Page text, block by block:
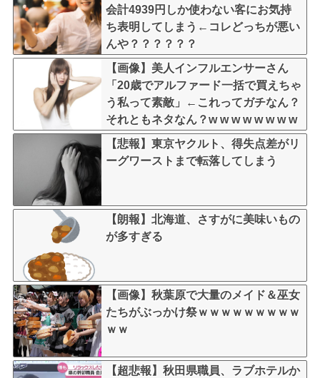
会計4939円しか使わない客にお気持
ち表明してしまう←コレどっちが悪い
んや？？？？？？
【画像】美人インフルエンサーさん
「20歳でアルファード一括で買えちゃ
う私って素敵」←これってガチなん？
それともネタなん？w w w w w w w w
w
【悲報】東京ヤクルト、得失点差がリ
ーグワーストまで転落してしまう
【朗報】北海道、さすがに美味いもの
が多すぎる
【画像】秋葉原で大量のメイド＆巫女
たちがぶっかけ祭ｗｗｗｗｗｗｗｗｗ
ｗｗ
【超悲報】秋田県職員、ラブホテルか